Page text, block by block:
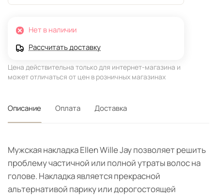
Нет в наличии
Рассчитать доставку
Цена действительна только для интернет-магазина и
может отличаться от цен в розничных магазинах
Описание Оплата Доставка
Мужская накладка Ellen Wille Jay позволяет решить
проблему частичной или полной утраты волос на
голове. Накладка является прекрасной
альтернативой парику или дорогостоящей